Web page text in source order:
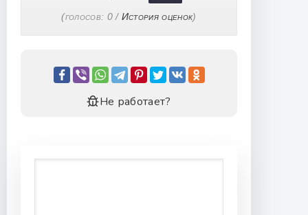
(голосов: 0/ История оценок)
Не работает?